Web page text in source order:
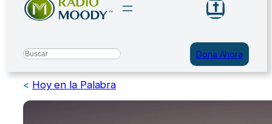
contenido
Search Dona Ahora
< Hoy en la Palabra